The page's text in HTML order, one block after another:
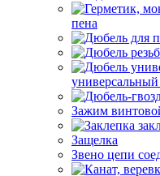
пена
универсальный
Зажим
Защелка
Звено цепи